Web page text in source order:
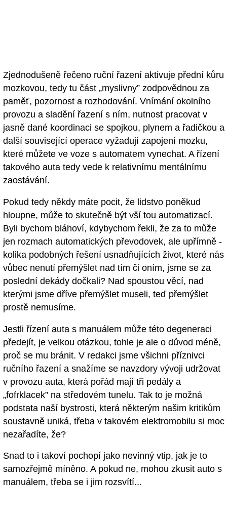
Zjednodušeně řečeno ruční řazení aktivuje přední kůru
mozkovou, tedy tu část „myslivny” zodpovědnou za
paměť, pozornost a rozhodování. Vnímání okolního
provozu a sladění řazení s ním, nutnost pracovat v
jasně dané koordinaci se spojkou, plynem a řadičkou a
další související operace vyžadují zapojení mozku,
které můžete ve voze s automatem vynechat. A řízení
takového auta tedy vede k relativnímu mentálnímu
zaostávání.
Pokud tedy někdy máte pocit, že lidstvo poněkud
hloupne, může to skutečně být vší tou automatizací.
Byli bychom bláhoví, kdybychom řekli, že za to může
jen rozmach automatických převodovek, ale upřímně -
kolika podobných řešení usnadňujících život, které nás
vůbec nenutí přemýšlet nad tím či oním, jsme se za
poslední dekády dočkali? Nad spoustou věcí, nad
kterými jsme dříve přemýšlet museli, teď přemýšlet
prostě nemusíme.
Jestli řízení auta s manuálem může této degeneraci
předejít, je velkou otázkou, tohle je ale o důvod méně,
proč se mu bránit. V redakci jsme všichni příznivci
ručního řazení a snažíme se navzdory vývoji udržovat
v provozu auta, která pořád mají tři pedály a
„fofrklacek” na středovém tunelu. Tak to je možná
podstata naší bystrosti, která některým našim kritikům
soustavně uniká, třeba v takovém elektromobilu si moc
nezařadíte, že?
Snad to i takoví pochopí jako nevinný vtip, jak je to
samozřejmě míněno. A pokud ne, mohou zkusit auto s
manuálem, třeba se i jim rozsvítí...